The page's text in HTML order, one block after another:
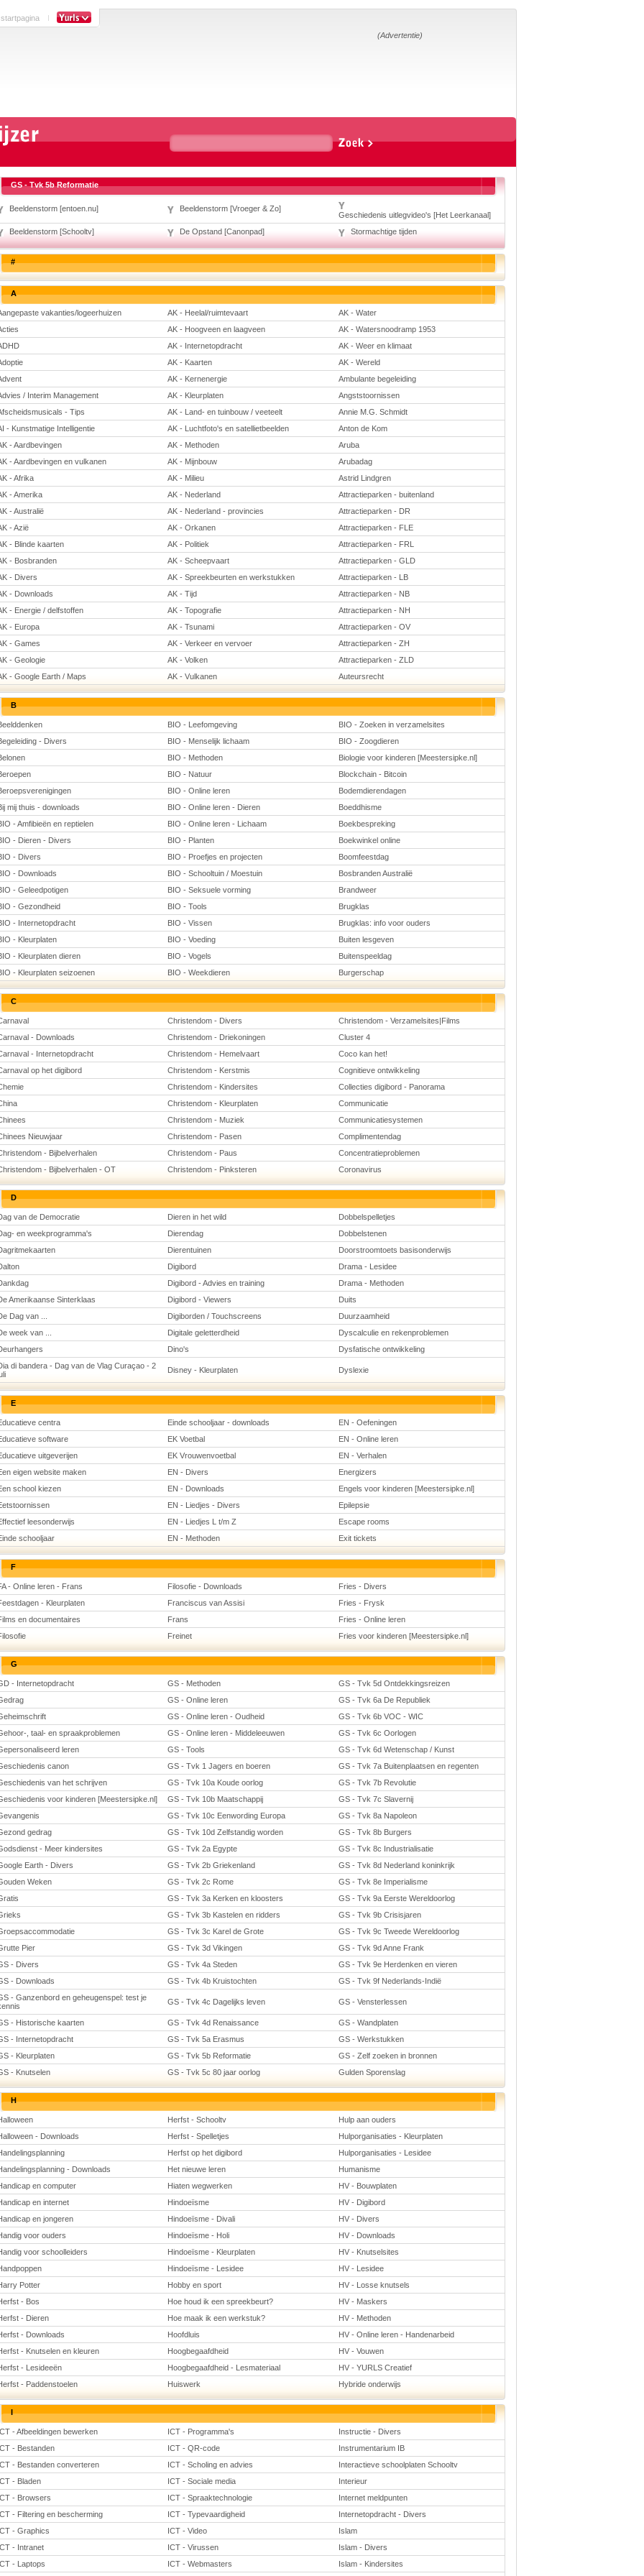
(Advertentie)
GS - Tvk 5b Reformatie
Beeldenstorm [entoen.nu] Beeldenstorm [Vroeger & Zo]
Geschiedenis uitlegvideo's [Het Leerkanaal]
Beeldenstorm [Schooltv]
De Opstand [Canonpad] Stormachtige tijden
#
A
vakanties/logeerhuizen AK - Heelal/ruimtevaart
AK - Water
AK - Hoogveen en laagveen
AK - Watersnoodramp 1953
AK - Internetopdracht
AK - Weer en klimaat
AK - Kaarten
AK - Wereld
AK - Kernenergie
Ambulante begeleiding
/ Interim Management
AK - Kleurplaten
Angststoornissen
- Tips
AK - Land- en tuinbouw / veeteelt
Annie M.G. Schmidt
- Kunstmatige Intelligentie
AK - Luchtfoto's en satellietbeelden
Anton de Kom
- Aardbevingen
AK - Methoden
Aruba
- Aardbevingen en vulkanen
AK - Mijnbouw
Arubadag
- Afrika
AK - Milieu
Astrid Lindgren
- Amerika
AK - Nederland
Attractieparken - buitenland
- Australië
AK - Nederland - provincies
Attractieparken - DR
- Azië
AK - Orkanen
Attractieparken - FLE
- Blinde kaarten
AK - Politiek
Attractieparken - FRL
- Bosbranden
AK - Scheepvaart
Attractieparken - GLD
- Divers
AK - Spreekbeurten en werkstukken
Attractieparken - LB
- Downloads
AK - Tijd
Attractieparken - NB
- Energie / delfstoffen
AK - Topografie
Attractieparken - NH
- Europa
AK - Tsunami
Attractieparken - OV
- Games
AK - Verkeer en vervoer
Attractieparken - ZH
- Geologie
AK - Volken
Attractieparken - ZLD
- Google Earth / Maps
AK - Vulkanen Auteursrecht
B
BIO - Leefomgeving
BIO - Zoeken in verzamelsites
- Divers
BIO - Menselijk lichaam
BIO - Zoogdieren
BIO - Methoden
Biologie voor kinderen [Meestersipke.nl]
BIO - Natuur
Blockchain - Bitcoin
BIO - Online leren
Bodemdierendagen
mij thuis - downloads
BIO - Online leren - Dieren
Boeddhisme
- Amfibieën en reptielen
BIO - Online leren - Lichaam
Boekbespreking
- Dieren - Divers
BIO - Planten
Boekwinkel online
- Divers
BIO - Proefjes en projecten
Boomfeestdag
- Downloads
BIO - Schooltuin / Moestuin
Bosbranden Australië
- Geleedpotigen
BIO - Seksuele vorming
Brandweer
- Gezondheid
BIO - Tools
Brugklas
- Internetopdracht
BIO - Vissen
Brugklas: info voor ouders
- Kleurplaten
BIO - Voeding
Buiten lesgeven
- Kleurplaten dieren
BIO - Vogels
Buitenspeeldag
- Kleurplaten seizoenen
BIO - Weekdieren Burgerschap
C
Christendom - Divers
Christendom - Verzamelsites|Films
- Downloads
Christendom - Driekoningen
Cluster 4
- Internetopdracht
Christendom - Hemelvaart
Coco kan het!
op het digibord
Christendom - Kerstmis
Cognitieve ontwikkeling
Christendom - Kindersites
Collecties digibord - Panorama
Christendom - Kleurplaten
Communicatie
Christendom - Muziek
Communicatiesystemen
Nieuwjaar
Christendom - Pasen
Complimentendag
- Bijbelverhalen
Christendom - Paus
Concentratieproblemen
- Bijbelverhalen - OT
Christendom - Pinksteren Coronavirus
D
van de Democratie Dieren in het wild
Dobbelspelletjes
en weekprogramma's
Dierendag
Dobbelstenen
Dierentuinen
Doorstroomtoets basisonderwijs
Digibord
Drama - Lesidee
Digibord - Advies en training
Drama - Methoden
Amerikaanse Sinterklaas
Digibord - Viewers
Duits
Dag van ...
Digiborden / Touchscreens
Duurzaamheid
week van ...
Digitale geletterdheid
Dyscalculie en rekenproblemen
Dino's
Dysfatische ontwikkeling
di bandera - Dag van de Vlag Curaçao - 2
Disney - Kleurplaten Dyslexie
E
centra Einde schooljaar - downloads
EN - Oefeningen
software
EK Voetbal
EN - Online leren
uitgeverijen
EK Vrouwenvoetbal
EN - Verhalen
eigen website maken
EN - Divers
Energizers
school kiezen
EN - Downloads
Engels voor kinderen [Meestersipke.nl]
EN - Liedjes - Divers
Epilepsie
leesonderwijs
EN - Liedjes L t/m Z
Escape rooms
schooljaar
EN - Methoden Exit tickets
F
- Online leren - Frans Filosofie - Downloads
Fries - Divers
- Kleurplaten
Franciscus van Assisi
Fries - Frysk
en documentaires
Frans
Fries - Online leren
Freinet Fries voor kinderen [Meestersipke.nl]
G
- Internetopdracht GS - Methoden
GS - Tvk 5d Ontdekkingsreizen
GS - Online leren
GS - Tvk 6a De Republiek
GS - Online leren - Oudheid
GS - Tvk 6b VOC - WIC
, taal- en spraakproblemen
GS - Online leren - Middeleeuwen
GS - Tvk 6c Oorlogen
leren
GS - Tools
GS - Tvk 6d Wetenschap / Kunst
canon
GS - Tvk 1 Jagers en boeren
GS - Tvk 7a Buitenplaatsen en regenten
van het schrijven
GS - Tvk 10a Koude oorlog
GS - Tvk 7b Revolutie
voor kinderen [Meestersipke.nl]
GS - Tvk 10b Maatschappij
GS - Tvk 7c Slavernij
GS - Tvk 10c Eenwording Europa
GS - Tvk 8a Napoleon
gedrag
GS - Tvk 10d Zelfstandig worden
GS - Tvk 8b Burgers
- Meer kindersites
GS - Tvk 2a Egypte
GS - Tvk 8c Industrialisatie
Earth - Divers
GS - Tvk 2b Griekenland
GS - Tvk 8d Nederland koninkrijk
Weken
GS - Tvk 2c Rome
GS - Tvk 8e Imperialisme
GS - Tvk 3a Kerken en kloosters
GS - Tvk 9a Eerste Wereldoorlog
GS - Tvk 3b Kastelen en ridders
GS - Tvk 9b Crisisjaren
GS - Tvk 3c Karel de Grote
GS - Tvk 9c Tweede Wereldoorlog
Pier
GS - Tvk 3d Vikingen
GS - Tvk 9d Anne Frank
- Divers
GS - Tvk 4a Steden
GS - Tvk 9e Herdenken en vieren
- Downloads
GS - Tvk 4b Kruistochten
GS - Tvk 9f Nederlands-Indië
- Ganzenbord en geheugenspel: test je
GS - Tvk 4c Dagelijks leven GS - Vensterlessen
- Historische kaarten GS - Tvk 4d Renaissance
GS - Wandplaten
- Internetopdracht
GS - Tvk 5a Erasmus
GS - Werkstukken
- Kleurplaten
GS - Tvk 5b Reformatie
GS - Zelf zoeken in bronnen
- Knutselen
GS - Tvk 5c 80 jaar oorlog Gulden Sporenslag
H
Herfst - Schooltv
Hulp aan ouders
- Downloads
Herfst - Spelletjes
Hulporganisaties - Kleurplaten
Herfst op het digibord
Hulporganisaties - Lesidee
- Downloads
Het nieuwe leren
Humanisme
en computer
Hiaten wegwerken
HV - Bouwplaten
en internet
Hindoeïsme
HV - Digibord
en jongeren
Hindoeïsme - Divali
HV - Divers
voor ouders
Hindoeïsme - Holi
HV - Downloads
voor schoolleiders
Hindoeïsme - Kleurplaten
HV - Knutselsites
Hindoeïsme - Lesidee
HV - Lesidee
Potter
Hobby en sport
HV - Losse knutsels
- Bos
Hoe houd ik een spreekbeurt?
HV - Maskers
- Dieren
Hoe maak ik een werkstuk?
HV - Methoden
- Downloads
Hoofdluis
HV - Online leren - Handenarbeid
- Knutselen en kleuren
Hoogbegaafdheid
HV - Vouwen
- Lesideeën
Hoogbegaafdheid - Lesmateriaal
HV - YURLS Creatief
- Paddenstoelen
Huiswerk Hybride onderwijs
I
- Afbeeldingen bewerken ICT - Programma's
Instructie - Divers
- Bestanden
ICT - QR-code
Instrumentarium IB
- Bestanden converteren
ICT - Scholing en advies
Interactieve schoolplaten Schooltv
- Bladen
ICT - Sociale media
Interieur
- Browsers
ICT - Spraaktechnologie
Internet meldpunten
- Filtering en bescherming
ICT - Typevaardigheid
Internetopdracht - Divers
- Graphics
ICT - Video
Islam
- Intranet
ICT - Virussen
Islam - Divers
- Laptops
ICT - Webmasters Islam - Kindersites